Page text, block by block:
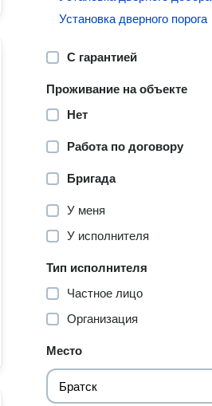
Установка дверного порога
С гарантией
Проживание на объекте
Нет
Работа по договору
Бригада
У меня
У исполнителя
Тип исполнителя
Частное лицо
Организация
Место